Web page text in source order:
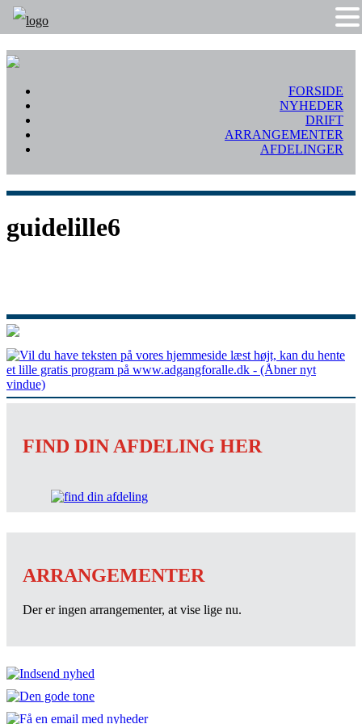
FORSIDE
NYHEDER
DRIFT
ARRANGEMENTER
AFDELINGER
guidelille6
FIND DIN AFDELING HER
ARRANGEMENTER
Der er ingen arrangementer, at vise lige nu.